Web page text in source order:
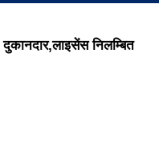
निलम्बित